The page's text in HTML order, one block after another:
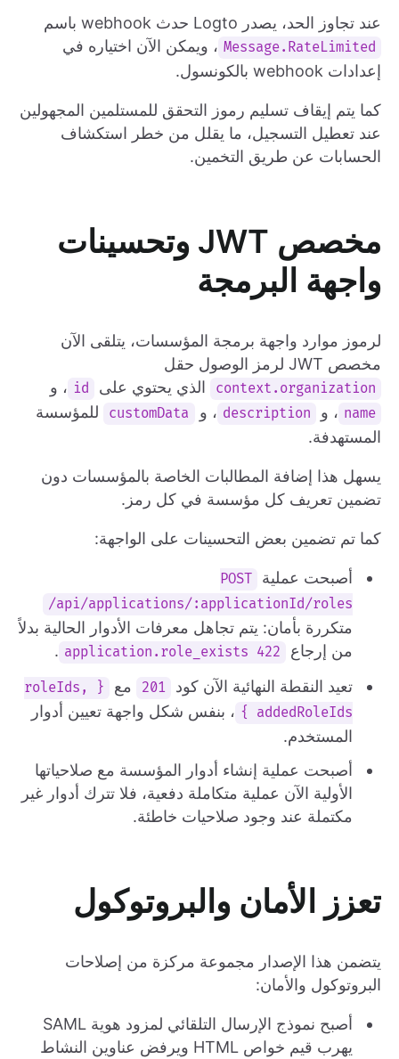
عند تجاوز الحد، يصدر Logto حدث webhook باسم
Message.RateLimited ، ويمكن الآن اختياره في
إعدادات webhook بالكونسول.
كما يتم إيقاف تسليم رموز التحقق للمستلمين المجهولين
عند تعطيل التسجيل، ما يقلل من خطر استكشاف
الحسابات عن طريق التخمين.
مخصص JWT وتحسينات
واجهة البرمجة
لرموز موارد واجهة برمجة المؤسسات، يتلقى الآن
مخصص JWT لرمز الوصول حقل
context.organization الذي يحتوي على id ، و
name ، و description ، و customData
للمؤسسة
المستهدفة.
يسهل هذا إضافة المطالبات الخاصة بالمؤسسات دون
تضمين تعريف كل مؤسسة في كل رمز.
كما تم تضمين بعض التحسينات على الواجهة:
أصبحت عملية
POST
/api/applications/:applicationId/roles
متكررة بأمان: يتم تجاهل معرفات الأدوار الحالية بدلاً
من إرجاع
422 application.role_exists
.
تعيد النقطة النهائية الآن كود
201 مع
{ roleIds,
addedRoleIds }
، بنفس شكل واجهة تعيين أدوار
المستخدم.
أصبحت عملية إنشاء أدوار المؤسسة مع صلاحياتها
الأولية الآن عملية متكاملة دفعية، فلا تترك أدوار غير
مكتملة عند وجود صلاحيات خاطئة.
تعزز الأمان والبروتوكول
يتضمن هذا الإصدار مجموعة مركزة من إصلاحات
البروتوكول والأمان:
أصبح نموذج الإرسال التلقائي لمزود هوية SAML
يهرب قيم خواص HTML ويرفض عناوين النشاط